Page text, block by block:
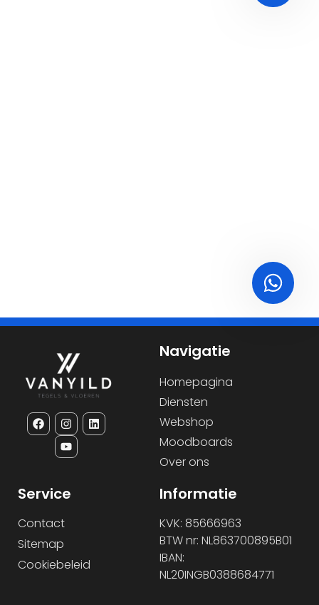
Navigatie
Homepagina
Diensten
Webshop
Moodboards
Over ons
Service
Contact
Sitemap
Cookiebeleid
Informatie
KVK: 85666963
BTW nr: NL863700895B01
IBAN:
NL20INGB0388684771